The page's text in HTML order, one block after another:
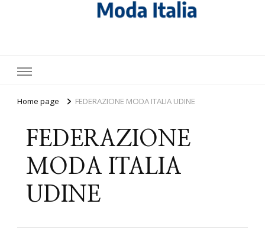
Home page FEDERAZIONE MODA ITALIA UDINE
FEDERAZIONE
MODA ITALIA
UDINE